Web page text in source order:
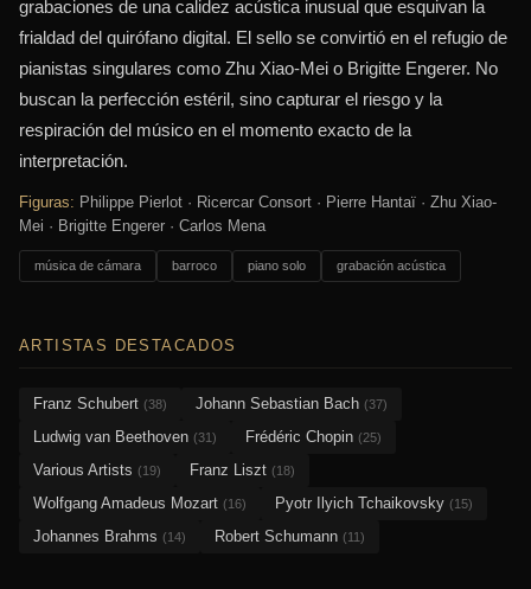
grabaciones de una calidez acústica inusual que esquivan la
frialdad del quirófano digital. El sello se convirtió en el refugio de
pianistas singulares como Zhu Xiao-Mei o Brigitte Engerer. No
buscan la perfección estéril, sino capturar el riesgo y la
respiración del músico en el momento exacto de la
interpretación.
Figuras: Philippe Pierlot · Ricercar Consort · Pierre Hantaï · Zhu Xiao-
Mei · Brigitte Engerer · Carlos Mena
música de cámara barroco piano solo grabación acústica
ARTISTAS DESTACADOS
Franz Schubert (38) Johann Sebastian Bach (37)
Ludwig van Beethoven (31) Frédéric Chopin (25)
Various Artists (19) Franz Liszt (18)
Wolfgang Amadeus Mozart (16) Pyotr Ilyich Tchaikovsky (15)
Johannes Brahms (14) Robert Schumann (11)